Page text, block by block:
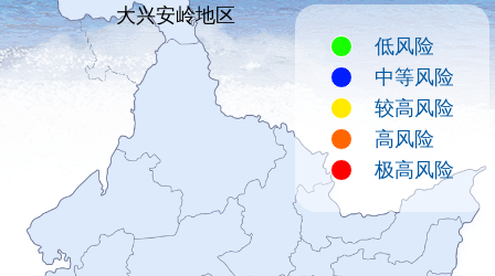
大兴安岭地区
低风险
中等风险
较高风险
高风险
极高风险